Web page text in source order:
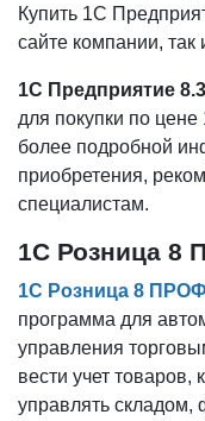
Купить 1С
сайте компании,
1С Предприятие
для покупки по
более подробной
приобретения,
специалистам.
1С Розница 8
1С Розница 8 ПРОФ
программа для
управления
вести учет товаров,
управлять складом,